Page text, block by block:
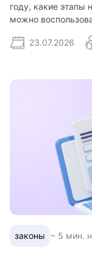
году, какие этапы
можно
23.07.2026
законы ~ 5 мин.